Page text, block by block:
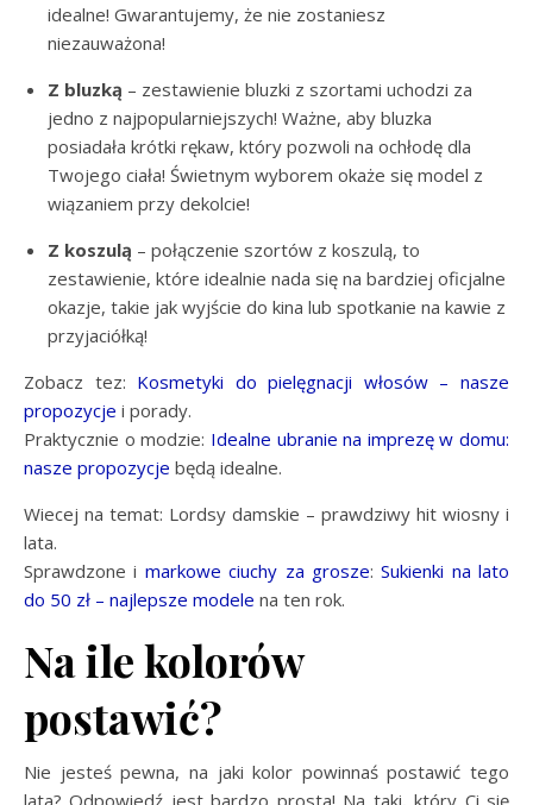
idealne! Gwarantujemy, że nie zostaniesz
niezauważona!
Z bluzką – zestawienie bluzki z szortami uchodzi za
jedno z najpopularniejszych! Ważne, aby bluzka
posiadała krótki rękaw, który pozwoli na ochłodę dla
Twojego ciała! Świetnym wyborem okaże się model z
wiązaniem przy dekolcie!
Z koszulą – połączenie szortów z koszulą, to
zestawienie, które idealnie nada się na bardziej oficjalne
okazje, takie jak wyjście do kina lub spotkanie na kawie z
przyjaciółką!
Zobacz tez: Kosmetyki do pielęgnacji włosów – nasze
propozycje i porady.
Praktycznie o modzie: Idealne ubranie na imprezę w domu:
nasze propozycje będą idealne.
Wiecej na temat: Lordsy damskie – prawdziwy hit wiosny i
lata.
Sprawdzone i markowe ciuchy za grosze:Sukienki na lato
do 50 zł – najlepsze modele na ten rok.
Na ile kolorów
postawić?
Nie jesteś pewna, na jaki kolor powinnaś postawić tego
lata? Odpowiedź jest bardzo prosta! Na taki, który Ci się